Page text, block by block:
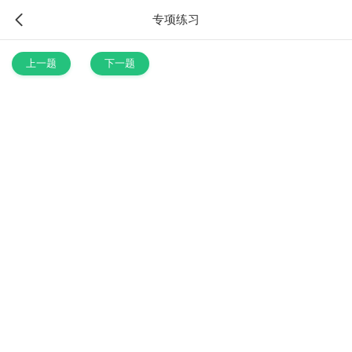
专项练习
上一题 下一题